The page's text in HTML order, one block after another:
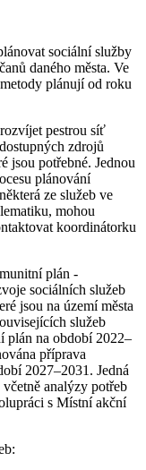
sociální služby
daného města. Ve
plánují od roku
pestrou síť
zdrojů
jsou potřebné. Jednou
plánování
ze služeb ve
mohou
koordinátorku
plán -
sociálních služeb
jsou na území města
služeb
plán na období 2022–
příprava
2027–2031. Jedná
analýzy potřeb
s Místní akční